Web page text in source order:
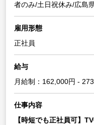
者のみ/土日祝休み/広島
雇用形態
正社員
給与
月給制：162,000円 -
仕事内容
【時短でも正社員可】